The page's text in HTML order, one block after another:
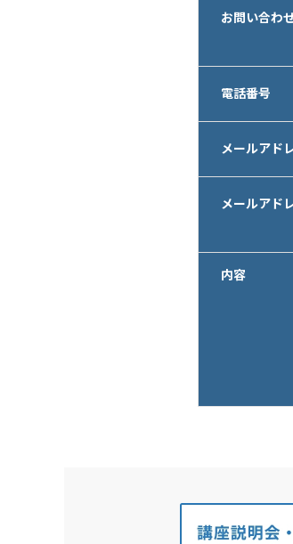
お問い合わ
電話番号
メールアド
メールアド
内容